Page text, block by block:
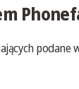
podane